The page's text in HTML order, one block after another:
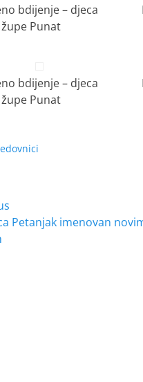
bdijenje – djeca
župe Punat
bdijenje – djeca
župe Punat
Petanjak imenovan